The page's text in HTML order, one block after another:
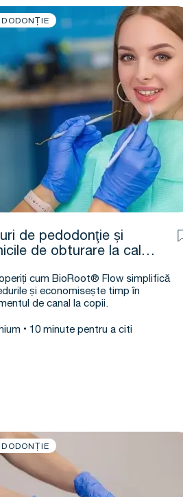
de pedodonţie și
de obturare la cald,
cum BioRoot® Flow simplifică
și economisește timp în
de canal la copii.
10 minute pentru a citi